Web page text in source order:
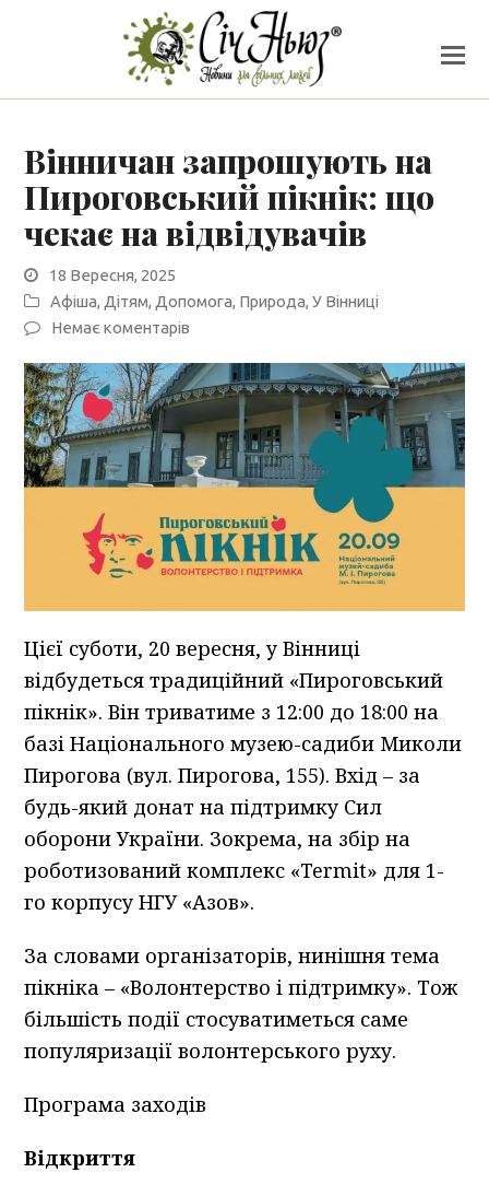
Вінничан запрошують на
Пироговський пікнік: що
чекає на відвідувачів
18 Вересня, 2025
Афіша, Дітям, Допомога, Природа,У Вінниці
Немає коментарів
Цієї суботи, 20 вересня, у Вінниці
відбудеться традиційний «Пироговський
пікнік». Він триватиме з 12:00 до 18:00 на
базі Національного музею-садиби Миколи
Пирогова (вул. Пирогова, 155). Вхід – за
будь-який донат на підтримку Сил
оборони України. Зокрема, на збір на
роботизований комплекс «Termit» для 1-
го корпусу НГУ «Азов».
За словами організаторів, нинішня тема
пікніка – «Волонтерство і підтримку». Тож
більшість події стосуватиметься саме
популяризації волонтерського руху.
Програма заходів
Відкриття